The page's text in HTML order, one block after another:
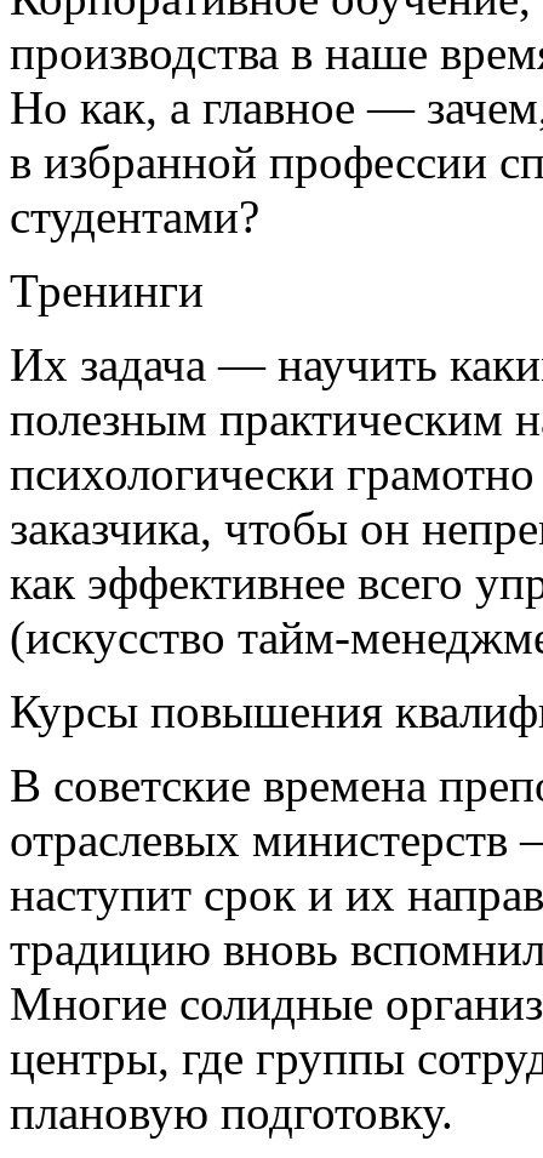
производства в наше
Но как, а главное —
в избранной профессии
студентами?
Тренинги
Их задача — научить
полезным практическим
психологически
заказчика, чтобы он
как эффективнее всего
(искусство тайм-
Курсы повышения
В советские времена
отраслевых министерств
наступит срок и их
традицию вновь
Многие солидные
центры, где группы
плановую подготовку.